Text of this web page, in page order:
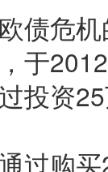
债危
于
投资
过购